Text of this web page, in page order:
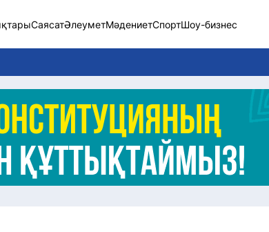
СаясатӘлеуметМәдениетСпортШоу-бизнес
Елорда жаңалықтары
Көзқарас
Саясат
Видео
Әлеумет
Әлем